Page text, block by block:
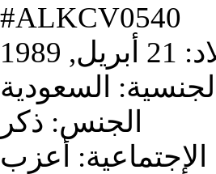
#ALKCV0540
21 أبريل, 1989
الجنسية:
السعودية
الجنس: ذكر
الإجتماعية:
أعزب